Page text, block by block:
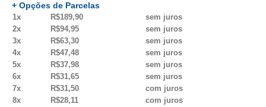
+ Opções de Parcelas
1x R$189,90
sem juros
2x
R$94,95
sem juros
3x
R$63,30
sem juros
4x
R$47,48
sem juros
5x
R$37,98
sem juros
6x
R$31,65
sem juros
7x
R$31,50
com juros
8x
R$28,11
com juros